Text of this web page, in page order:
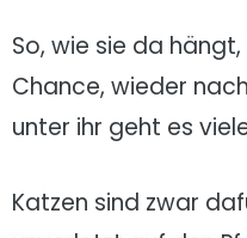
So, wie sie da
Chance, wieder
unter ihr geht es
Katzen sind zwar